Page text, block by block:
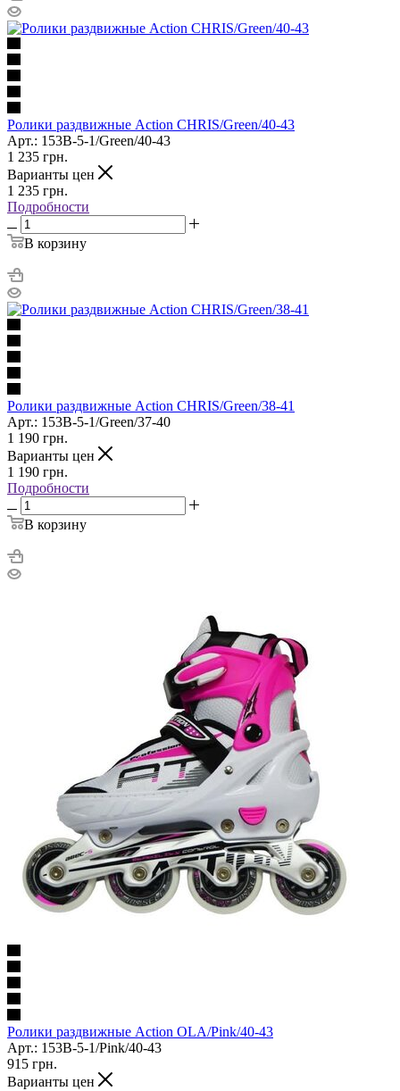
Ролики раздвижные Action CHRIS/Green/40-43
Арт.: 153B-5-1/Green/40-43
1 235 грн.
Варианты цен
1 235 грн.
Подробности
В корзину
Ролики раздвижные Action CHRIS/Green/38-41
Арт.: 153B-5-1/Green/37-40
1 190 грн.
Варианты цен
1 190 грн.
Подробности
В корзину
Ролики раздвижные Action OLA/Pink/40-43
Арт.: 153B-5-1/Pink/40-43
915 грн.
Варианты цен